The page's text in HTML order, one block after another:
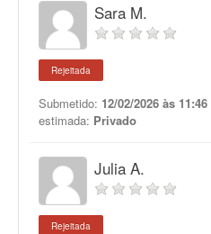
Sara M.
Rejeitada
Submetido: 12/02/2026 às 11:46
estimada: Privado
Julia A.
Rejeitada